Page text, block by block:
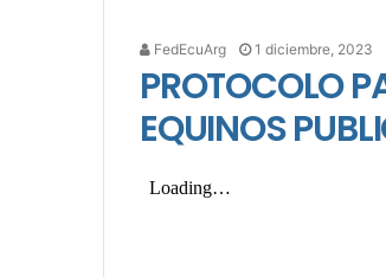
FedEcuArg 1 diciembre, 2023
PROTOCOLO
EQUINOS